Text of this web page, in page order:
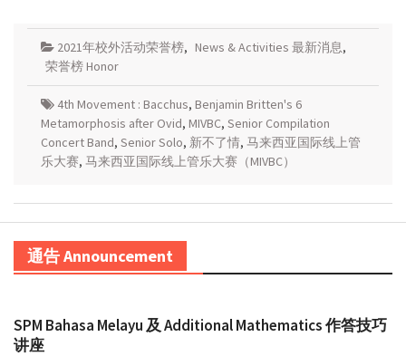
2021年校外活动荣誉榜, News & Activities 最新消息,
荣誉榜 Honor
4th Movement : Bacchus, Benjamin Britten's 6
Metamorphosis after Ovid, MIVBC, Senior Compilation
Concert Band, Senior Solo, 新不了情, 马来西亚国际线上管
乐大赛, 马来西亚国际线上管乐大赛（MIVBC）
通告 Announcement
SPM Bahasa Melayu 及 Additional Mathematics 作答技巧
讲座